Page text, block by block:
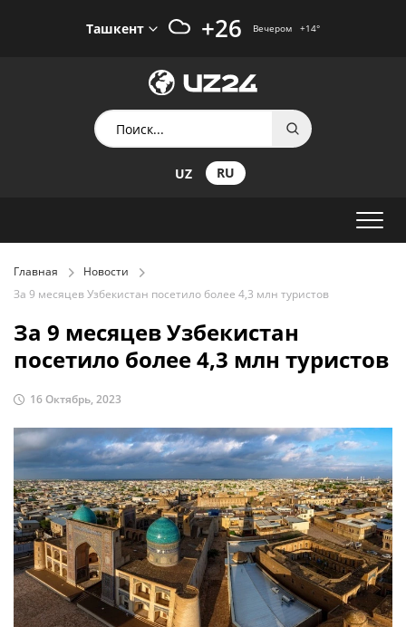
Ташкент +26 Вечером +14°
UZ RU
Главная
Новости
За 9 месяцев Узбекистан посетило более 4,3 млн туристов
За 9 месяцев Узбекистан
посетило более 4,3 млн туристов
16 Октябрь, 2023